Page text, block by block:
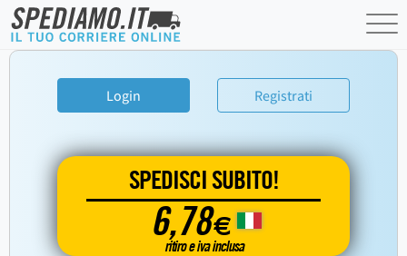
Login Registrati
SPEDISCI SUBITO!
6,78€
ritiro e iva inclusa